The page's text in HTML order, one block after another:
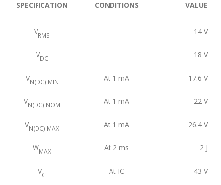
SPECIFICATION CONDITIONS VALUE
VRMS 14 V
VDC 18 V
VN(DC) MIN At 1 mA 17.6 V
VN(DC) NOM At 1 mA 22 V
VN(DC) MAX At 1 mA 26.4 V
WMAX At 2 ms 2 J
VC At IC 43 V